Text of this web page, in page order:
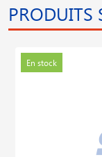
PRODUITS
En stock